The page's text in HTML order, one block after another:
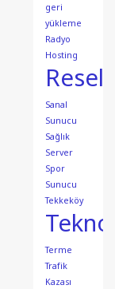
geri
yükleme
Radyo
Hosting
Sanal
Sunucu
Sağlık
Server
Spor
Sunucu
Tekkeköy
Terme
Trafik
Kazası